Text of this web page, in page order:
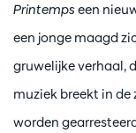
Printempseen
een jonge maagd
gruwelijke verhaal,
muziek breekt in de
worden